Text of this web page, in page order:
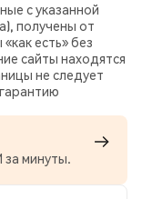
с указанной
получены от
есть» без
сайты находятся
не следует
за минуты.